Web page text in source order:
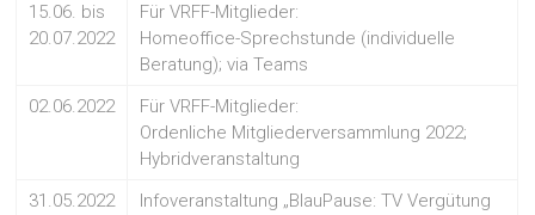
15.06. bis
20.07.2022
Für VRFF-Mitglieder:
Homeoffice-Sprechstunde (individuelle
Beratung); via Teams
02.06.2022
Für VRFF-Mitglieder:
Ordenliche Mitgliederversammlung 2022;
Hybridveranstaltung
31.05.2022
Infoveranstaltung „BlauPause: TV Vergütung